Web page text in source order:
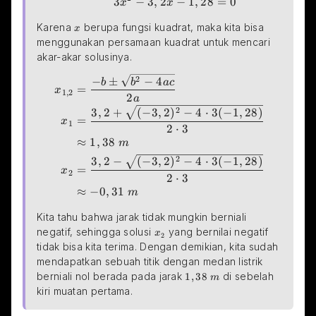
x x
Karena \small{x}
x berupa fungsi kuadrat, maka kita bisa
menggunakan persamaan kuadrat untuk mencari
akar-akar solusinya.
\begin{aligned} x_{1,2}&=\frac{-
x 1 ,2
x 1
x2
=
2a
−b ± b2 − 4ac
=
2 ⋅ 3
3, 2 + (−3, 2) 2 − 4 ⋅ 3(−1, 28)
≈ 1, 38 m
=
2 ⋅ 3
3, 2 − (−3, 2) 2 − 4 ⋅ 3(−1, 28)
≈ −0, 31 m
Kita tahu bahwa jarak tidak mungkin berniali
negatif, sehingga solusi \small{x_2}
x2 yang bernilai negatif
tidak bisa kita terima. Dengan demikian, kita sudah
mendapatkan sebuah titik dengan medan listrik
berniali nol berada pada jarak \small{1,38\space m}
1,38 m di sebelah
kiri muatan pertama.